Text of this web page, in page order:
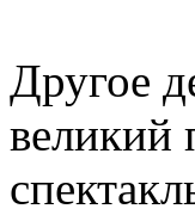
Другое
великий